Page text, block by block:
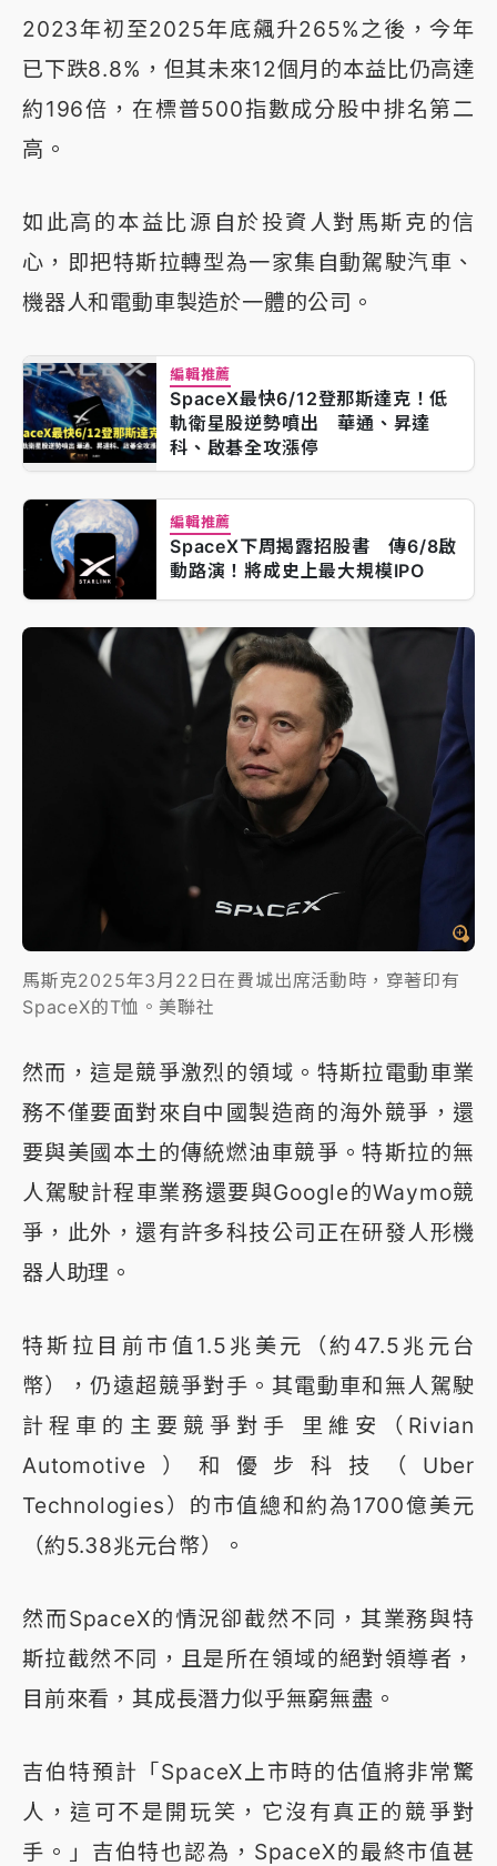
2023年初至2025年底飆升265%之後，今年
已下跌8.8%，但其未來12個月的本益比仍高達
約196倍，在標普500指數成分股中排名第二
高。
如此高的本益比源自於投資人對馬斯克的信
心，即把特斯拉轉型為一家集自動駕駛汽車、
機器人和電動車製造於一體的公司。
編輯推薦
SpaceX最快6/12登那斯達克！低
軌衛星股逆勢噴出 華通、昇達
科、啟碁全攻漲停
編輯推薦
SpaceX下周揭露招股書 傳6/8啟
動路演！將成史上最大規模IPO
馬斯克2025年3月22日在費城出席活動時，穿著印有
SpaceX的T恤。美聯社
然而，這是競爭激烈的領域。特斯拉電動車業
務不僅要面對來自中國製造商的海外競爭，還
要與美國本土的傳統燃油車競爭。特斯拉的無
人駕駛計程車業務還要與Google的Waymo競
爭，此外，還有許多科技公司正在研發人形機
器人助理。
特斯拉目前市值1.5兆美元（約47.5兆元台
幣），仍遠超競爭對手。其電動車和無人駕駛
計程車的主要競爭對手 里維安（Rivian
Automotive）和優步科技（Uber
Technologies）的市值總和約為1700億美元
（約5.38兆元台幣）。
然而SpaceX的情況卻截然不同，其業務與特
斯拉截然不同，且是所在領域的絕對領導者，
目前來看，其成長潛力似乎無窮無盡。
吉伯特預計「SpaceX上市時的估值將非常驚
人，這可不是開玩笑，它沒有真正的競爭對
手。」吉伯特也認為，SpaceX的最終市值甚